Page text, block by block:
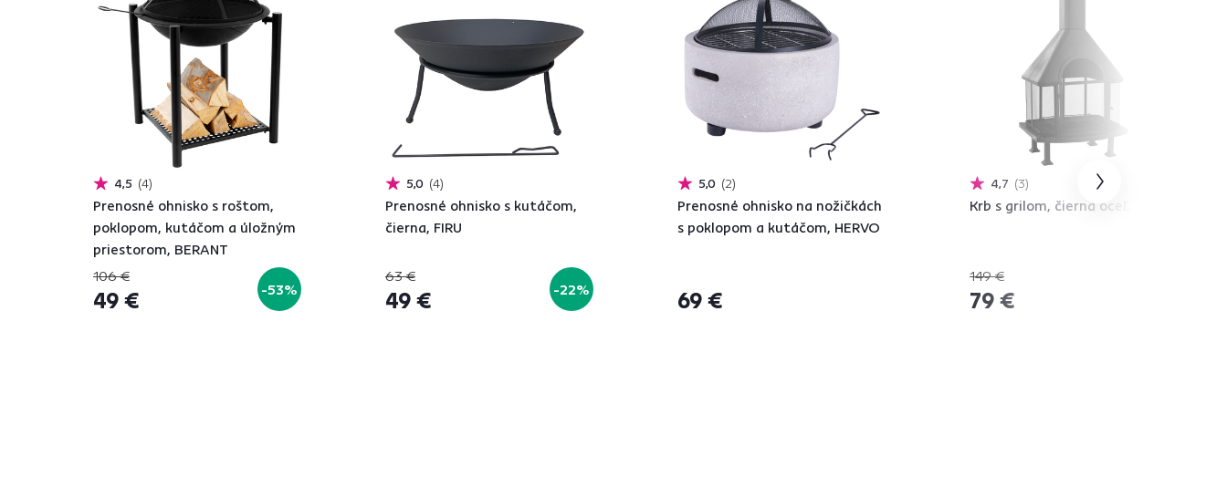
4,5 4
Prenosné ohnisko s roštom,
poklopom, kutáčom a úložným
priestorom, BERANT
106 €
49 € -53%
5,0 4
Prenosné ohnisko s kutáčom,
čierna, FIRU
63 €
49 € -22%
5,0 2
Prenosné ohnisko na nožičkách
s poklopom a kutáčom, HERVO
69 €
4,7 3
Krb s grilom, čierna oceľ, ARJEN
149 €
79 €